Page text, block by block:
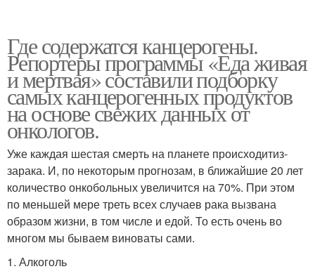
Где содержатся канцерогены.
Репортеры программы «Еда живая
и мертвая» составили подборку
самых канцерогенных продуктов
на основе свежих данных от
онкологов.
Уже каждая шестая смерть на планете происходитиз-
зарака. И, по некоторым прогнозам, в ближайшие 20 лет
количество онкобольных увеличится на 70%. При этом
по меньшей мере треть всех случаев рака вызвана
образом жизни, в том числе и едой. То есть очень во
многом мы бываем виноваты сами.
1. Алкоголь